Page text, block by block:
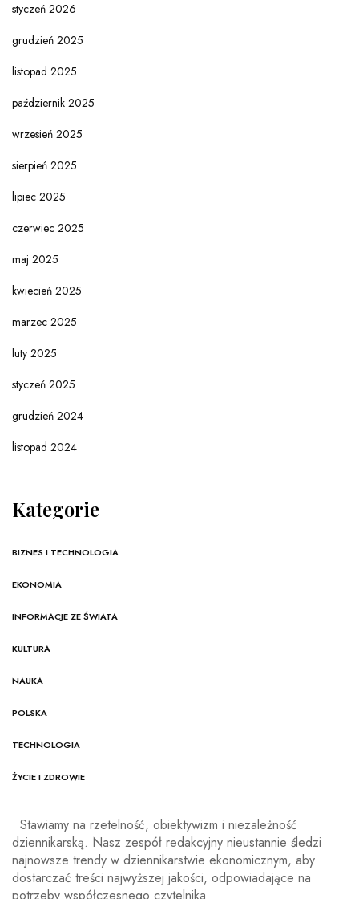
styczeń 2026
grudzień 2025
listopad 2025
październik 2025
wrzesień 2025
sierpień 2025
lipiec 2025
czerwiec 2025
maj 2025
kwiecień 2025
marzec 2025
luty 2025
styczeń 2025
grudzień 2024
listopad 2024
Kategorie
BIZNES I TECHNOLOGIA
EKONOMIA
INFORMACJE ZE ŚWIATA
KULTURA
NAUKA
POLSKA
TECHNOLOGIA
ŻYCIE I ZDROWIE
Stawiamy na rzetelność, obiektywizm i niezależność
dziennikarską. Nasz zespół redakcyjny nieustannie śledzi
najnowsze trendy w dziennikarstwie ekonomicznym, aby
dostarczać treści najwyższej jakości, odpowiadające na